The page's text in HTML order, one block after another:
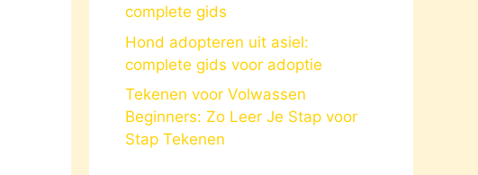
complete gids
Hond adopteren uit asiel:
complete gids voor adoptie
Tekenen voor Volwassen
Beginners: Zo Leer Je Stap voor
Stap Tekenen